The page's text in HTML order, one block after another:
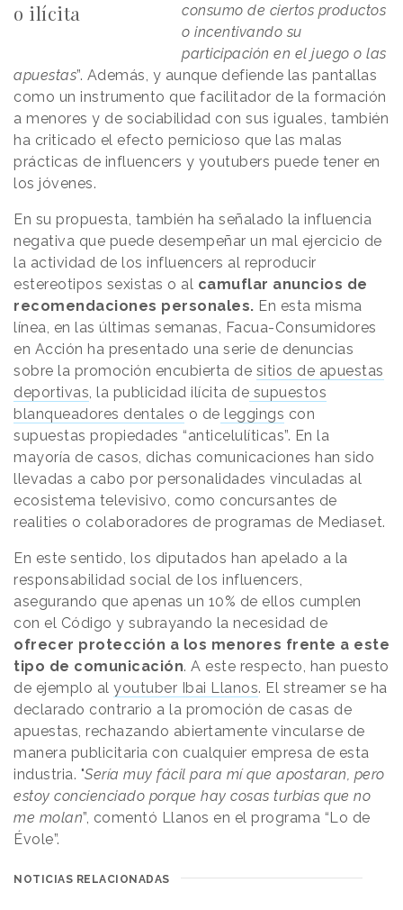
o ilícita
consumo de ciertos productos
o incentivando su
participación en el juego o las
apuestas”. Además, y aunque defiende las pantallas
como un instrumento que facilitador de la formación
a menores y de sociabilidad con sus iguales, también
ha criticado el efecto pernicioso que las malas
prácticas de influencers y youtubers puede tener en
los jóvenes.
En su propuesta, también ha señalado la influencia
negativa que puede desempeñar un mal ejercicio de
la actividad de los influencers al reproducir
estereotipos sexistas o al camuflar anuncios de
recomendaciones personales. En esta misma
línea, en las últimas semanas, Facua-Consumidores
en Acción ha presentado una serie de denuncias
sobre la promoción encubierta de sitios de apuestas
deportivas, la publicidad ilícita de supuestos
blanqueadores dentales o de leggings con
supuestas propiedades “anticelulíticas”. En la
mayoría de casos, dichas comunicaciones han sido
llevadas a cabo por personalidades vinculadas al
ecosistema televisivo, como concursantes de
realities o colaboradores de programas de Mediaset.
En este sentido, los diputados han apelado a la
responsabilidad social de los influencers,
asegurando que apenas un 10% de ellos cumplen
con el Código y subrayando la necesidad de
ofrecer protección a los menores frente a este
tipo de comunicación. A este respecto, han puesto
de ejemplo al youtuber Ibai Llanos. El streamer se ha
declarado contrario a la promoción de casas de
apuestas, rechazando abiertamente vincularse de
manera publicitaria con cualquier empresa de esta
industria. "Sería muy fácil para mí que apostaran, pero
estoy concienciado porque hay cosas turbias que no
me molan”, comentó Llanos en el programa “Lo de
Évole”.
NOTICIAS RELACIONADAS